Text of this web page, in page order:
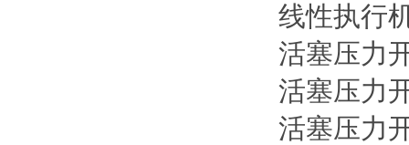
线性执行
活塞压力
活塞压力
活塞压力